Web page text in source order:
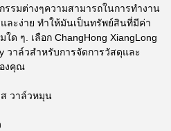
รมต่างๆความสามารถในการทํางาน
ละง่าย ทําให้มันเป็นทรัพย์สินที่มีค่า
ด ๆ. เลือก ChangHong XiangLong
วาล์วสําหรับการจัดการวัสดุและ
งคุณ
วาล์วหมุน